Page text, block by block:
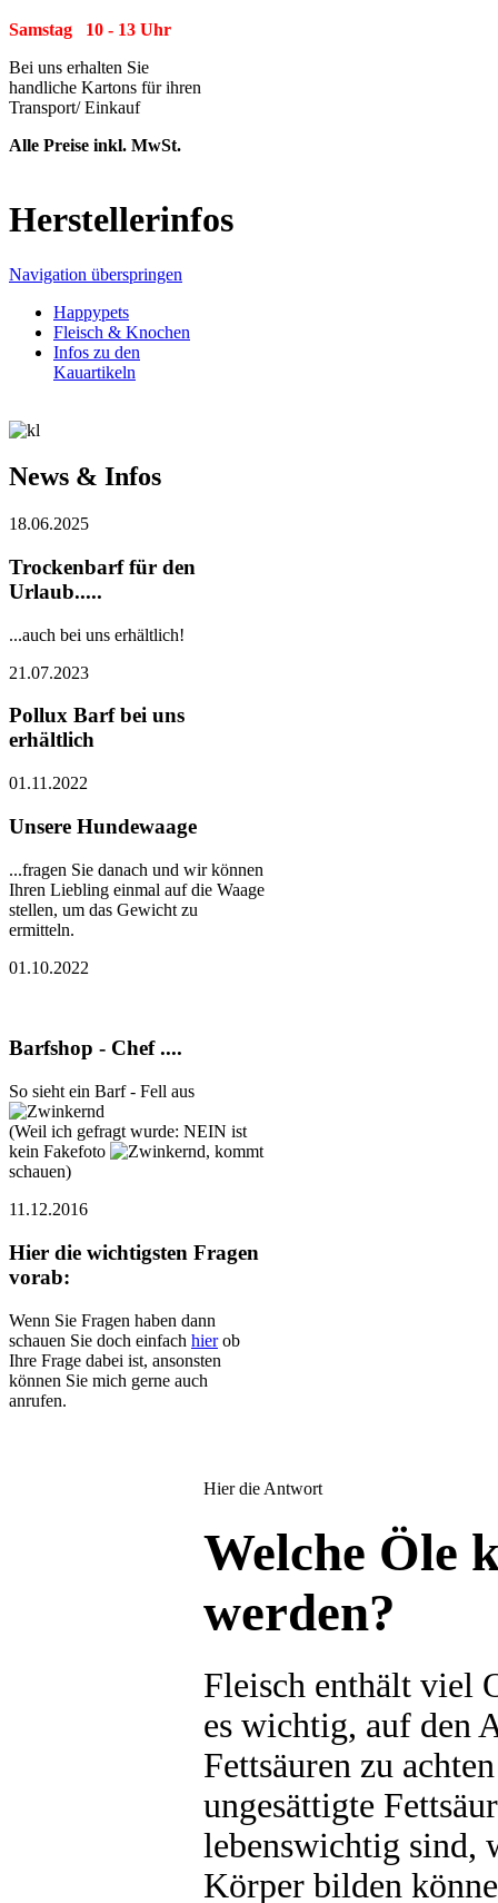
Samstag 10 - 13 Uhr
Bei uns erhalten Sie
handliche Kartons für ihren
Transport/ Einkauf
Alle Preise inkl. MwSt.
Herstellerinfos
Navigation überspringen
Happypets
Fleisch & Knochen
Infos zu den
Kauartikeln
News & Infos
18.06.2025
Trockenbarf für den
Urlaub.....
...auch bei uns erhältlich!
21.07.2023
Pollux Barf bei uns
erhältlich
01.11.2022
Unsere Hundewaage
...fragen Sie danach und wir können
Ihren Liebling einmal auf die Waage
stellen, um das Gewicht zu
ermitteln.
01.10.2022
Barfshop - Chef ....
So sieht ein Barf - Fell aus
(Weil ich gefragt wurde: NEIN ist
kein Fakefoto
, kommt
schauen)
11.12.2016
Hier die wichtigsten Fragen
vorab:
Wenn Sie Fragen haben dann
schauen Sie doch einfach hierob
Ihre Frage dabei ist, ansonsten
können Sie mich gerne auch
anrufen.
Hier die Antwort
Welche Öle
werden?
Fleisch enthält viel
es wichtig, auf den
Fettsäuren zu
ungesättigte
lebenswichtig sind,
Körper bilden